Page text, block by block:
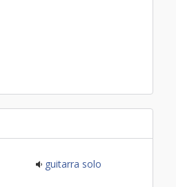
guitarra solo